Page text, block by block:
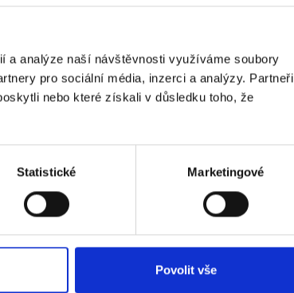
a analýze naší návštěvnosti využíváme soubory
pro sociální média, inzerci a analýzy. Partneři
nebo které získali v důsledku toho, že
Statistické Marketingové
Povolit vše
č. 101/2000 Sb.Přečíst